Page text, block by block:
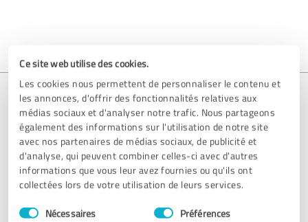
Ce site web utilise des cookies.
Les cookies nous permettent de personnaliser le contenu et
les annonces, d'offrir des fonctionnalités relatives aux
médias sociaux et d'analyser notre trafic. Nous partageons
également des informations sur l'utilisation de notre site
avec nos partenaires de médias sociaux, de publicité et
d'analyse, qui peuvent combiner celles-ci avec d'autres
informations que vous leur avez fournies ou qu'ils ont
collectées lors de votre utilisation de leurs services.
Sélection
du
Nécessaires Préférences
Votre entrée est manquante ?
Nous serons heureux de vous aider à créer votre profil. Il vous
suffit de nous envoyer un courriel àsupport@provenexpert.com
ou de nous contacter en utilisant le formulaire de contact.